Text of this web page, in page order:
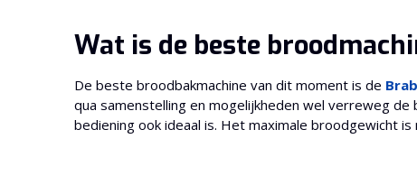
Wat is de beste
De beste broodbakmachine van dit moment is de
qua samenstelling en mogelijkheden wel verreweg
bediening ook ideaal is. Het maximale broodgewicht